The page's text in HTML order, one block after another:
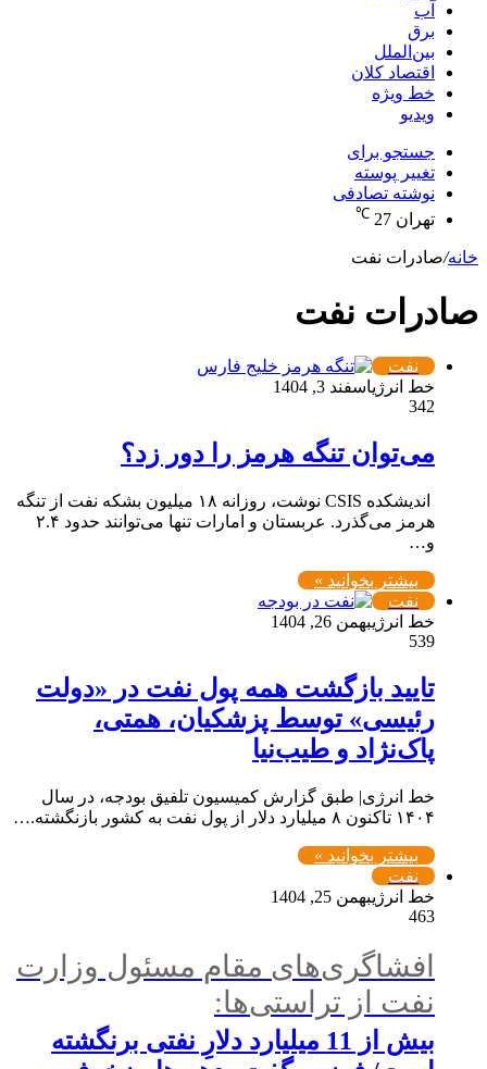
آب
برق
بین‌الملل
اقتصاد کلان
خط ویژه
ویدیو
جستجو برای
تغییر پوسته
نوشته تصادفی
تهران 27
℃
خانه/صادرات نفت
صادرات نفت
نفت
خط انرژیاسفند 3, 1404
342
می‌توان تنگه هرمز را دور زد؟
اندیشکده CSIS نوشت، روزانه ۱۸ میلیون بشکه نفت از تنگه
هرمز می‌گذرد. عربستان و امارات تنها می‌توانند حدود ۲.۴
و…
بیشتر بخوانید »
نفت
خط انرژیبهمن 26, 1404
539
تایید بازگشت همه پول نفت در «دولت
رئیسی» توسط پزشکیان، همتی،
پاک‌نژاد و طیب‌نیا
خط انرژی| طبق گزارش کمیسیون تلفیق بودجه، در سال
۱۴۰۴ تاکنون ۸ میلیارد دلار از پول نفت به کشور بازنگشته.…
بیشتر بخوانید »
نفت
خط انرژیبهمن 25, 1404
463
افشاگری‌های مقام مسئول وزارت
نفت از تراستی‌ها:
بیش از 11 میلیارد دلارِ نفتی برنگشته‌